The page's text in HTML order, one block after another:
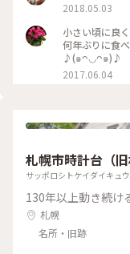
2018.05.03
小さい頃に良
何年ぶりに食
♪(๑ᴖ◡ᴖ๑)♪
2017.06.04
札幌市時計台（旧
サッポロシトケイダイキュ
130年以上動き続け
札幌
名所・旧跡